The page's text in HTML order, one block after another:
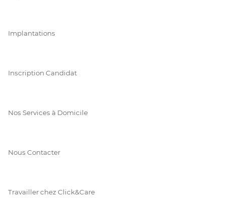
Implantations
Inscription Candidat
Nos Services à Domicile
Nous Contacter
Travailler chez Click&Care